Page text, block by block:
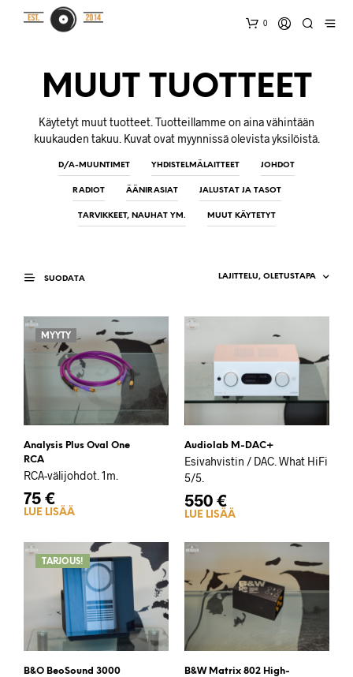
0
MUUT TUOTTEET
Käytetyt muut tuotteet. Tuotteillamme on aina vähintään
kuukauden takuu. Kuvat ovat myynnissä olevista yksilöistä.
D/A-MUUNTIMET YHDISTELMÄLAITTEET JOHDOT
RADIOT ÄÄNIRASIAT JALUSTAT JA TASOT
TARVIKKEET, NAUHAT YM. MUUT KÄYTETYT
SUODATA
MYYTY
Analysis Plus Oval One
RCA
RCA-välijohdot. 1m.
75 €
LUE LISÄÄ
Audiolab M-DAC+
Esivahvistin / DAC. What HiFi
5/5.
550 €
LUE LISÄÄ
TARJOUS!
B&O BeoSound 3000
B&W Matrix 802 High-